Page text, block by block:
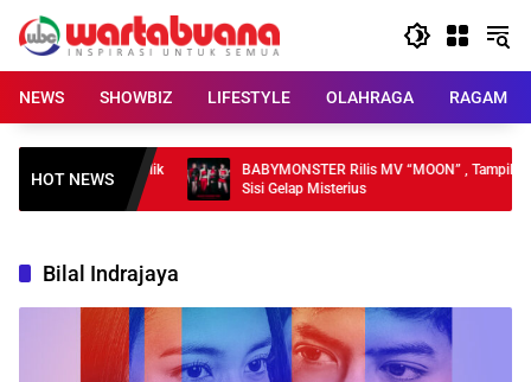
content
NEWS
SHOWBIZ LIFESTYLE OLAHRAGA RAGAM
HOT NEWS
Pelayanan Publik
BABYMONSTER Rilis MV “MOON” , Tampilkan
Sisi Gelap Misterius
Bilal Indrajaya